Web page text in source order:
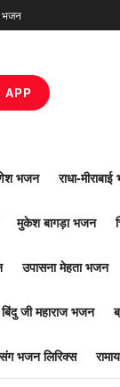
भजन
APP
भजन राधा-
मुकेश बागड़ा भजन
उपासना मेहता भजन
बिंदु जी महाराज भजन
भजन लिरिक्स